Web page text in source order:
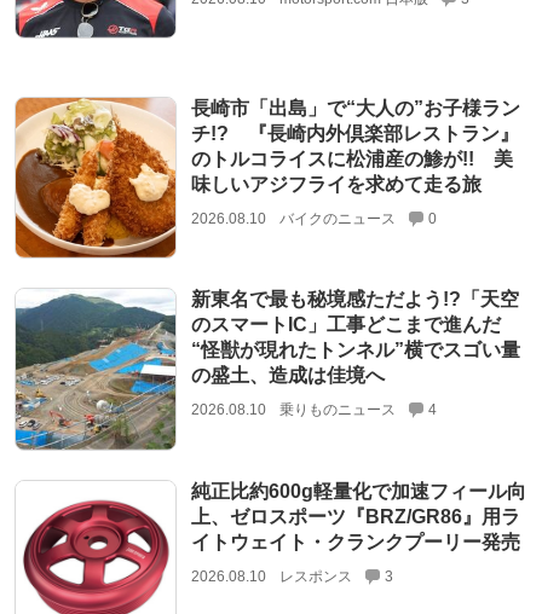
長崎市「出島」で“大人の”お子様ラン
チ!? 『長崎内外倶楽部レストラン』
のトルコライスに松浦産の鯵が!! 美
味しいアジフライを求めて走る旅
2026.08.10 バイクのニュース 0
新東名で最も秘境感ただよう!?「天空
のスマートIC」工事どこまで進んだ
“怪獣が現れたトンネル”横でスゴい量
の盛土、造成は佳境へ
2026.08.10 乗りものニュース 4
純正比約600g軽量化で加速フィール向
上、ゼロスポーツ『BRZ/GR86』用ラ
イトウェイト・クランクプーリー発売
2026.08.10 レスポンス 3